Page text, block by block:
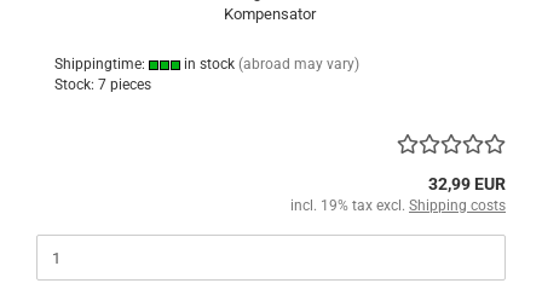
Kompensator
Shippingtime: in stock (abroad may vary)
Stock: 7 pieces
32,99 EUR
incl. 19% tax excl. Shipping costs